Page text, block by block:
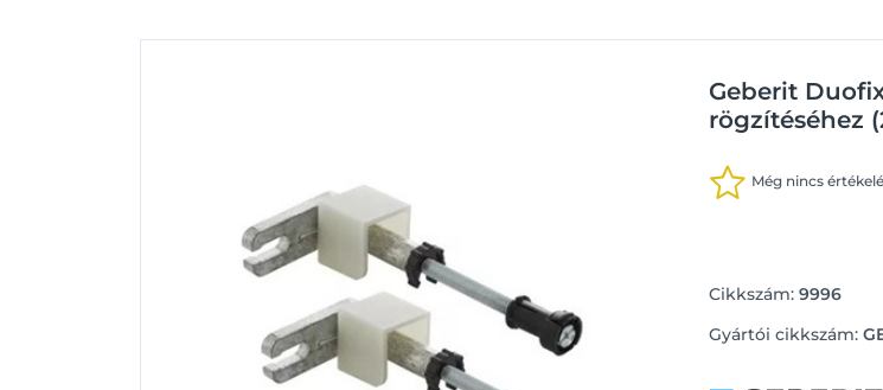
Geberit
rögzítéséhez
Még nincs
Cikkszám: 9996
Gyártói cikkszám: